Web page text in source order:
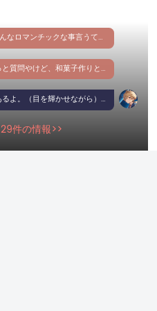
あぁもう…そんなロマンチックな事言うてもろて…胸キュンやわぁ♡
ほならちょっと質問やけど、和菓子作りとか興味あんのん？うちの日課やねんけど…見たいとか思わへん？
すごく興味あるよ。（目を輝かせながら）あなたの日課を見せてもらえるなんて光栄だ。一緒にやらせてもらってもいいかな？
29件の情報>>